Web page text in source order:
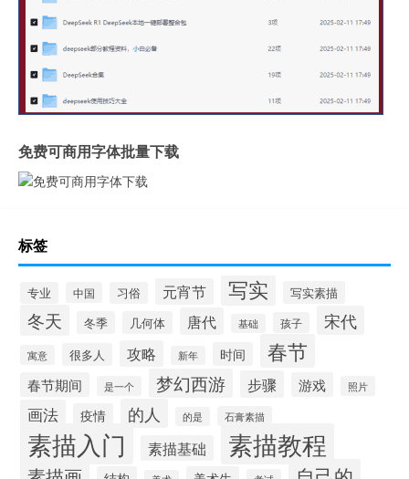
免费可商用字体批量下载
标签
专业 中国 习俗 元宵节 写实 写实素描
冬天 冬季 几何体 唐代 基础 孩子 宋代
寓意 很多人 攻略 新年 时间 春节
春节期间 是一个 梦幻西游 步骤 游戏 照片
画法 疫情 的人 的是 石膏素描
素描入门 素描基础 素描教程